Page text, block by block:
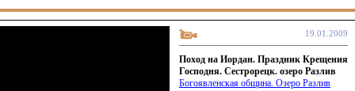
19.01.2009
Поход на Иордан. Праздник Крещения
Господня. Сестрорецк. озеро Разлив
Богоявленская община. Озеро Разлив